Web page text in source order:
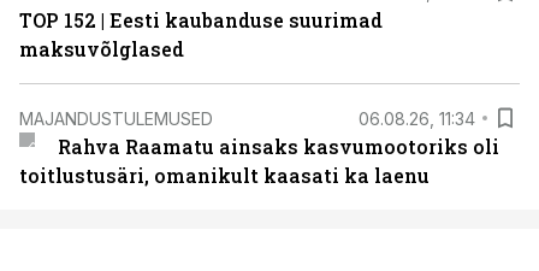
TOP 152 | Eesti kaubanduse suurimad
maksuvõlglased
MAJANDUSTULEMUSED 06.08.26, 11:34
Rahva Raamatu ainsaks kasvumootoriks oli
toitlustusäri, omanikult kaasati ka laenu